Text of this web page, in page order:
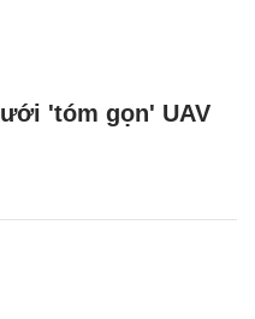
'tóm gọn' UAV